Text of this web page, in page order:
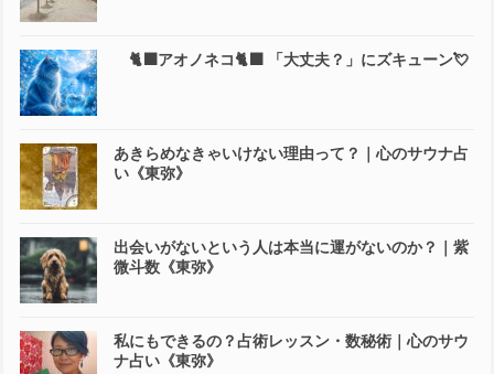
🐈‍⬛アオノネコ🐈‍⬛ 「大丈夫？」にズキューン💘
あきらめなきゃいけない理由って？｜心のサウナ占
い《東弥》
出会いがないという人は本当に運がないのか？｜紫
微斗数《東弥》
私にもできるの？占術レッスン・数秘術｜心のサウ
ナ占い《東弥》